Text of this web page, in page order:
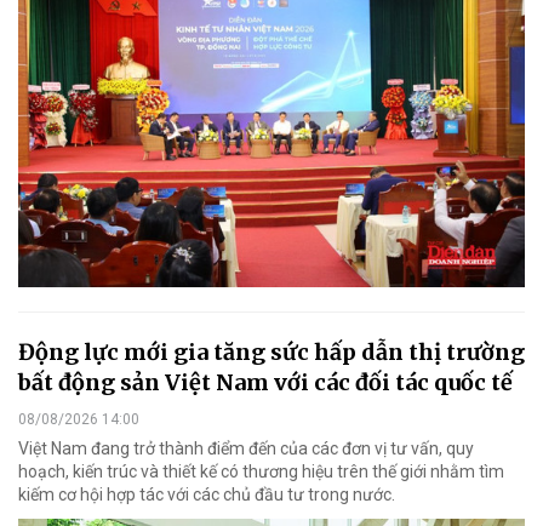
Động lực mới gia tăng sức hấp dẫn thị trường
bất động sản Việt Nam với các đối tác quốc tế
08/08/2026 14:00
Việt Nam đang trở thành điểm đến của các đơn vị tư vấn, quy
hoạch, kiến trúc và thiết kế có thương hiệu trên thế giới nhằm tìm
kiếm cơ hội hợp tác với các chủ đầu tư trong nước.